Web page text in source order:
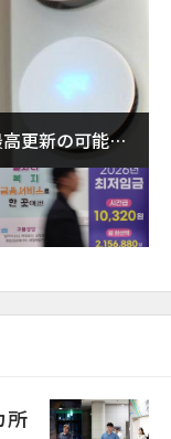
更新の可能性
所